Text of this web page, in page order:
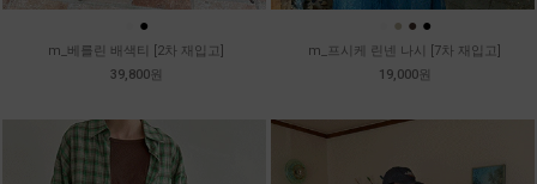
●
m_베를린 배색티 [2차 재입고]
39,800원
● ● ●
m_프시케 린넨 나시 [7차 재입고]
19,000원